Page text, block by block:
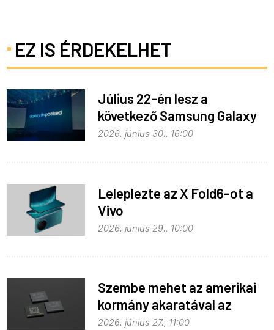
EZ IS ÉRDEKELHET
Július 22-én lesz a
következő Samsung Galaxy
Unpacked – ez várható
2026. június 30., 16:00
Leleplezte az X Fold6-ot a
Vivo
2026. június 29., 10:00
Szembe mehet az amerikai
kormány akaratával az
Apple
2026. június 27., 11:00